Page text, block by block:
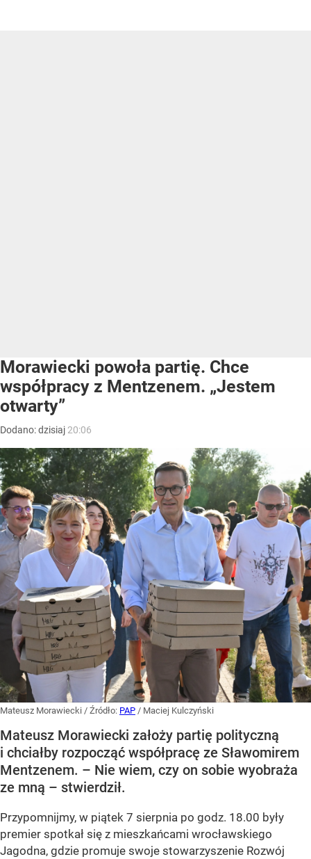
Morawiecki powoła partię. Chce
współpracy z Mentzenem. „Jestem
otwarty”
Dodano:dzisiaj 20:06
Mateusz Morawiecki / Źródło: PAP / Maciej Kulczyński
Mateusz Morawiecki założy partię polityczną
i chciałby rozpocząć współpracę ze Sławomirem
Mentzenem. – Nie wiem, czy on sobie wyobraża
ze mną – stwierdził.
Przypomnijmy, w piątek 7 sierpnia po godz. 18.00 były
premier spotkał się z mieszkańcami wrocławskiego
Jagodna, gdzie promuje swoje stowarzyszenie Rozwój